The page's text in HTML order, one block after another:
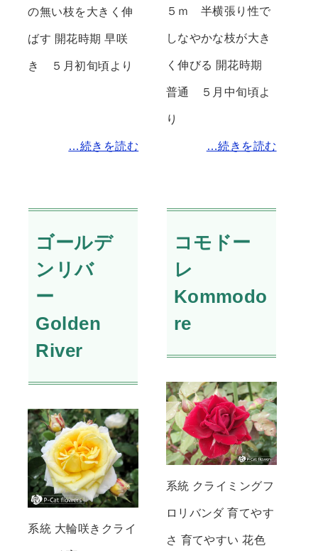
の無い枝を大きく伸
ばす 開花時期 早咲
き ５月初旬頃より
…続きを読む
５ｍ 半横張り性で
しなやかな枝が大き
く伸びる 開花時期
普通 ５月中旬頃よ
り
…続きを読む
ゴールデ
ンリバ
ー
Golden
River
系統 大輪咲きクライ
コモドー
レ
Kommodo
re
系統 クライミングフ
ロリバンダ 育てやす
さ 育てやすい 花色